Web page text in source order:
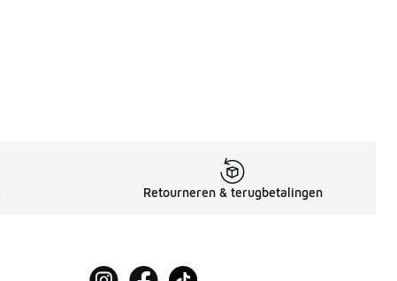
Retourneren & terugbetalingen